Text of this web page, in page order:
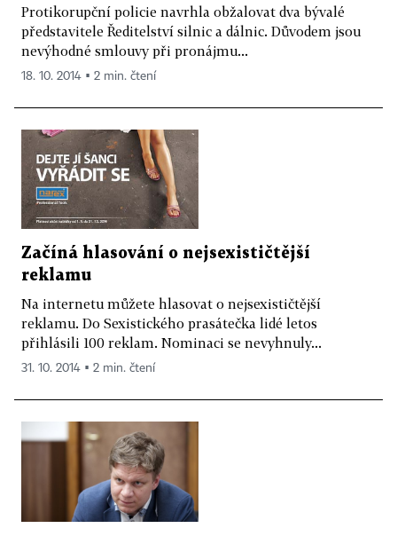
Protikorupční policie navrhla obžalovat dva bývalé
představitele Ředitelství silnic a dálnic. Důvodem jsou
nevýhodné smlouvy při pronájmu...
18. 10. 2014 ▪ 2 min. čtení
Začíná hlasování o nejsexističtější
reklamu
Na internetu můžete hlasovat o nejsexističtější
reklamu. Do Sexistického prasátečka lidé letos
přihlásili 100 reklam. Nominaci se nevyhnuly...
31. 10. 2014 ▪ 2 min. čtení